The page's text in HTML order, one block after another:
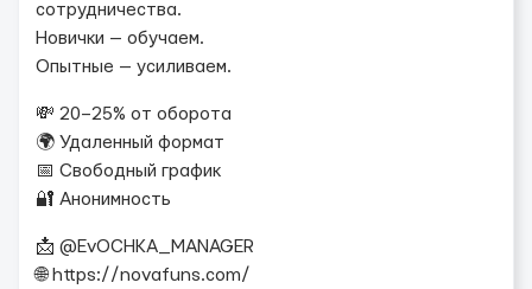
сотрудничества.
Новички — обучаем.
Опытные — усиливаем.
💸 20–25% от оборота
🌍 Удаленный формат
📅 Свободный график
🔐 Анонимность
📩 @EvOCHKA_MANAGER
🌐 https://novafuns.com/